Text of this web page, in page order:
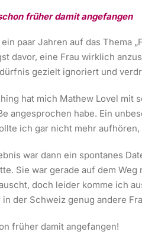
früher damit angefangen
paar Jahren auf das Thema
davor, eine Frau wirklich
gezielt ignoriert und
hat mich Mathew Lovel
angesprochen habe. Ein
ich gar nicht mehr
war dann ein spontanes
Sie war gerade auf dem
doch leider komme ich
der Schweiz genug andere
früher damit angefangen!